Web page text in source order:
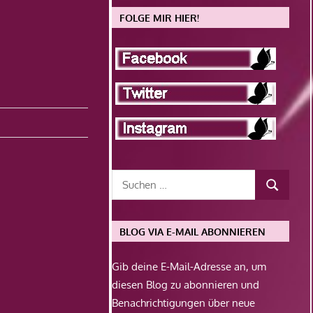
FOLGE MIR HIER!
BLOG VIA E-MAIL ABONNIEREN
Gib deine E-Mail-Adresse an, um
diesen Blog zu abonnieren und
Benachrichtigungen über neue